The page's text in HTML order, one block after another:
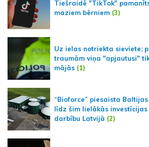
Tiešraidē "TikTok"
maziem bērniem (3)
Uz ielas notriekta sieviete;
traumām viņa "apjautusi"
mājās (1)
“Bioforce” piesaista
līdz šim lielākās
darbību Latvijā (2)